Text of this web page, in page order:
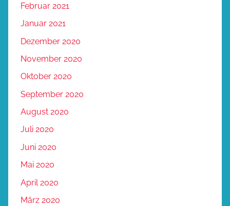
Februar 2021
Januar 2021
Dezember 2020
November 2020
Oktober 2020
September 2020
August 2020
Juli 2020
Juni 2020
Mai 2020
April 2020
März 2020